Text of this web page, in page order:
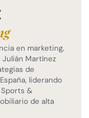
en marketing,
Martínez
de
liderando
&
de alta